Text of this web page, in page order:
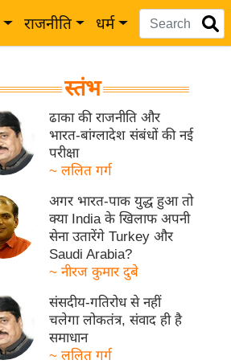
राजनीति धर्म
स्तंभ
ढाका की राजनीति और
भारत-बांग्लादेश संबंधों की नई
परीक्षा
~ ललित गर्ग
अगर भारत-पाक युद्ध हुआ तो
क्या India के खिलाफ अपनी
सेना उतारेंगे Turkey और
Saudi Arabia?
~ नीरज कुमार दुबे
संसदीय-गतिरोध से नहीं
चलेगा लोकतंत्र, संवाद ही है
समाधान
~ ललित गर्ग